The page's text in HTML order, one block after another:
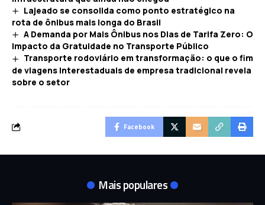
Lajeado se consolida como ponto estratégico na
rota de ônibus mais longa do Brasil
A Demanda por Mais Ônibus nos Dias de Tarifa Zero: O
Impacto da Gratuidade no Transporte Público
Transporte rodoviário em transformação: o que o fim
de viagens interestaduais de empresa tradicional revela
sobre o setor
Facebook
Mais populares